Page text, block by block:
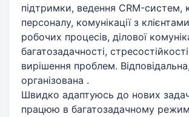
підтримки, ведення CRM-систем,
персоналу, комунікації з
робочих процесів, ділової
багатозадачності,
вирішення проблем. Відповідальна,
організована .
Швидко адаптуюсь до нових
працюю в багатозадачному